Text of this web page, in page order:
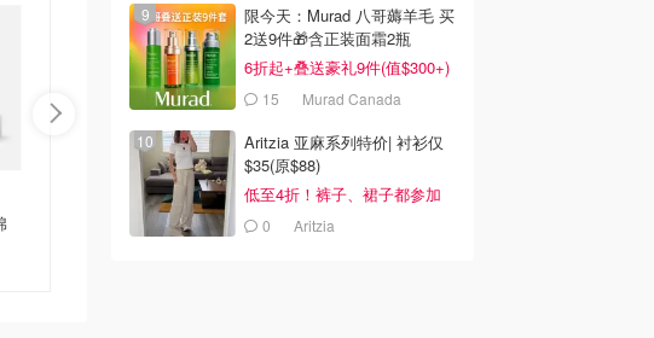
L'Oreal Beauty Outlet
敏感眼部卸妆液
$21.00
innisfree Black
限今天：Murad 八哥薅羊毛 买
2送9件🎁含正装面霜2瓶
6折起+叠送豪礼9件(值$300+)
15 Murad Canada
Aritzia 亚麻系列特价| 衬衫仅
$35(原$88)
低至4折！裤子、裙子都参加
0 Aritzia